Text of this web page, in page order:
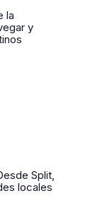
la
y
Split,
locales